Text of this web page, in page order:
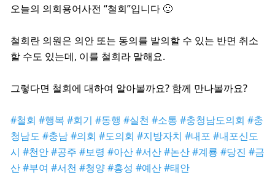
오늘의 의회용어사전 “철회”입니다 🙂
철회란 의원은 의안 또는 동의를 발의할 수 있는 반면 취소
할 수도 있는데, 이를 철회라 말해요.
그렇다면 철회에 대하여 알아볼까요? 함께 만나볼까요?
#철회 #행복 #회기 #동행 #실천 #소통 #충청남도의회 #충
청남도 #충남#의회 #도의회 #지방자치 #내포 #내포신도
시 #천안#공주 #보령 #아산#서산#논산#계룡 #당진 #금
산#부여 #서천 #청양#홍성 #예산#태안